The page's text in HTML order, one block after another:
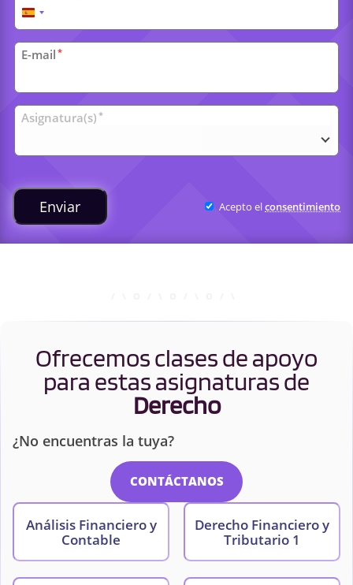
España
+34
E-mail *
Clases
universitarias
Asignatura(s) *
Enviar Acepto elconsentimiento
Ofrecemos clases de apoyo
para estas asignaturas de
Derecho
¿No encuentras la tuya?
CONTÁCTANOS
Análisis Financiero y
Contable
Derecho Financiero y
Tributario 1